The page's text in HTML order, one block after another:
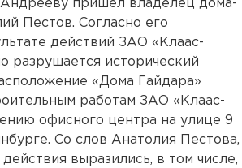
пришел владелец дома-
Пестов. Согласно его
действий ЗАО «Клаас-
разрушается исторический
«Дома Гайдара»
работам ЗАО «Клаас-
офисного центра на улице 9
Со слов Анатолия Пестова,
выразились, в том числе,